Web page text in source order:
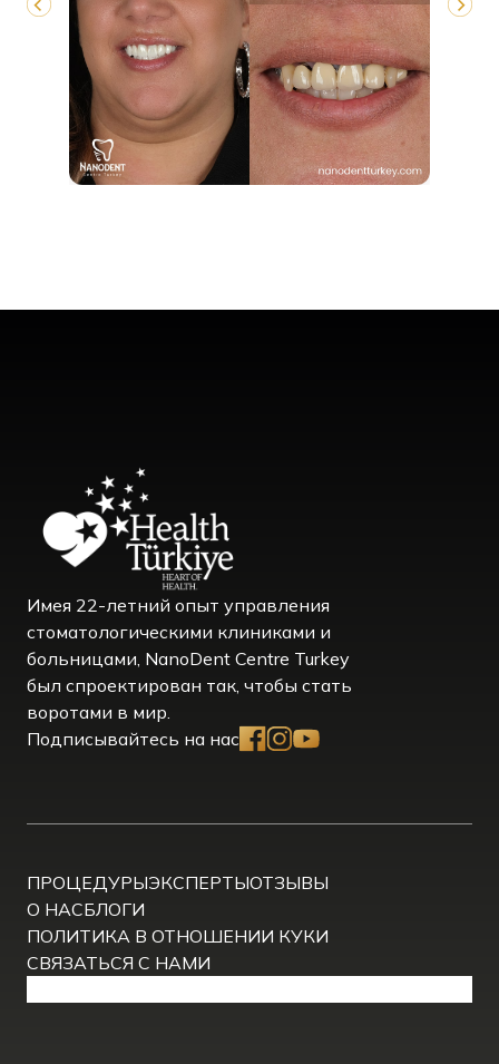
Имея 22-летний опыт управления
стоматологическими клиниками и
больницами, NanoDent Centre Turkey
был спроектирован так, чтобы стать
воротами в мир.
Подписывайтесь на нас
ПРОЦЕДУРЫЭКСПЕРТЫОТЗЫВЫ
О НАСБЛОГИ
ПОЛИТИКА В ОТНОШЕНИИ КУКИ
СВЯЗАТЬСЯ С НАМИ